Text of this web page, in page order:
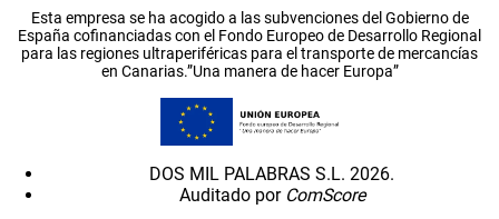
Esta empresa se ha acogido a las subvenciones del Gobierno de
España cofinanciadas con el Fondo Europeo de Desarrollo Regional
para las regiones ultraperiféricas para el transporte de mercancías
en Canarias.”Una manera de hacer Europa”
DOS MIL PALABRAS S.L. 2026.
Auditado por ComScore